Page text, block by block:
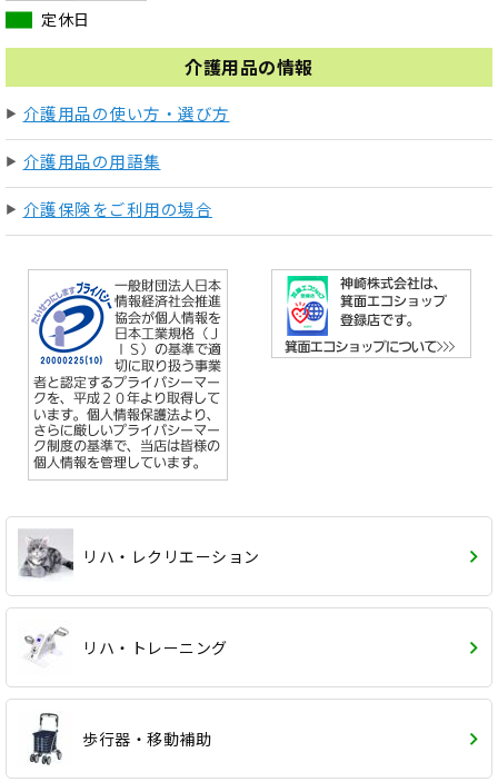
定休日
介護用品の情報
介護用品の使い方・選び方
介護用品の用語集
介護保険をご利用の場合
リハ・レクリエーション
リハ・トレーニング
歩行器・移動補助